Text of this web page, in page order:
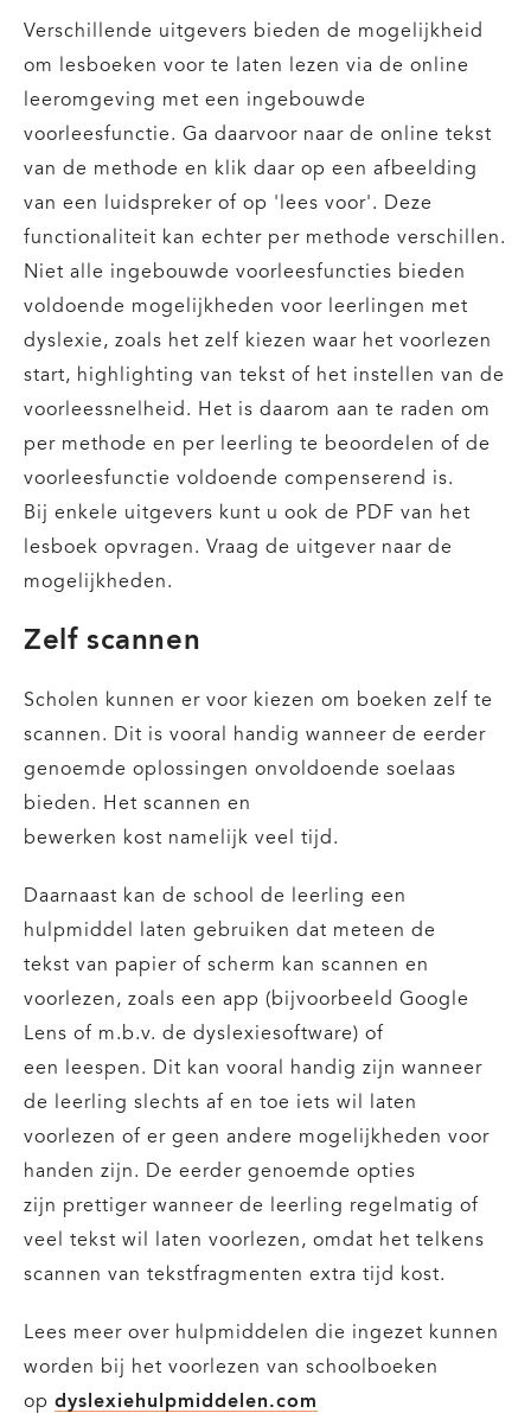
Verschillende uitgevers bieden de mogelijkheid
om lesboeken voor te laten lezen via de online
leeromgeving met een ingebouwde
voorleesfunctie. Ga daarvoor naar de online tekst
van de methode en klik daar op een afbeelding
van een luidspreker of op 'lees voor'. Deze
functionaliteit kan echter per methode verschillen.
Niet alle ingebouwde voorleesfuncties bieden
voldoende mogelijkheden voor leerlingen met
dyslexie, zoals het zelf kiezen waar het voorlezen
start, highlighting van tekst of het instellen van de
voorleessnelheid. Het is daarom aan te raden om
per methode en per leerling te beoordelen of de
voorleesfunctie voldoende compenserend is.
Bij enkele uitgevers kunt u ook de PDF van het
lesboek opvragen. Vraag de uitgever naar de
mogelijkheden.
Zelf scannen
Scholen kunnen er voor kiezen om boeken zelf te
scannen. Dit is vooral handig wanneer de eerder
genoemde oplossingen onvoldoende soelaas
bieden. Het scannen en
bewerken kost namelijk veel tijd.
Daarnaast kan de school de leerling een
hulpmiddel laten gebruiken dat meteen de
tekst van papier of scherm kan scannen en
voorlezen, zoals een app (bijvoorbeeld Google
Lens of m.b.v. de dyslexiesoftware) of
een leespen. Dit kan vooral handig zijn wanneer
de leerling slechts af en toe iets wil laten
voorlezen of er geen andere mogelijkheden voor
handen zijn. De eerder genoemde opties
zijn prettiger wanneer de leerling regelmatig of
veel tekst wil laten voorlezen, omdat het telkens
scannen van tekstfragmenten extra tijd kost.
Lees meer over hulpmiddelen die ingezet kunnen
worden bij het voorlezen van schoolboeken
op dyslexiehulpmiddelen.com